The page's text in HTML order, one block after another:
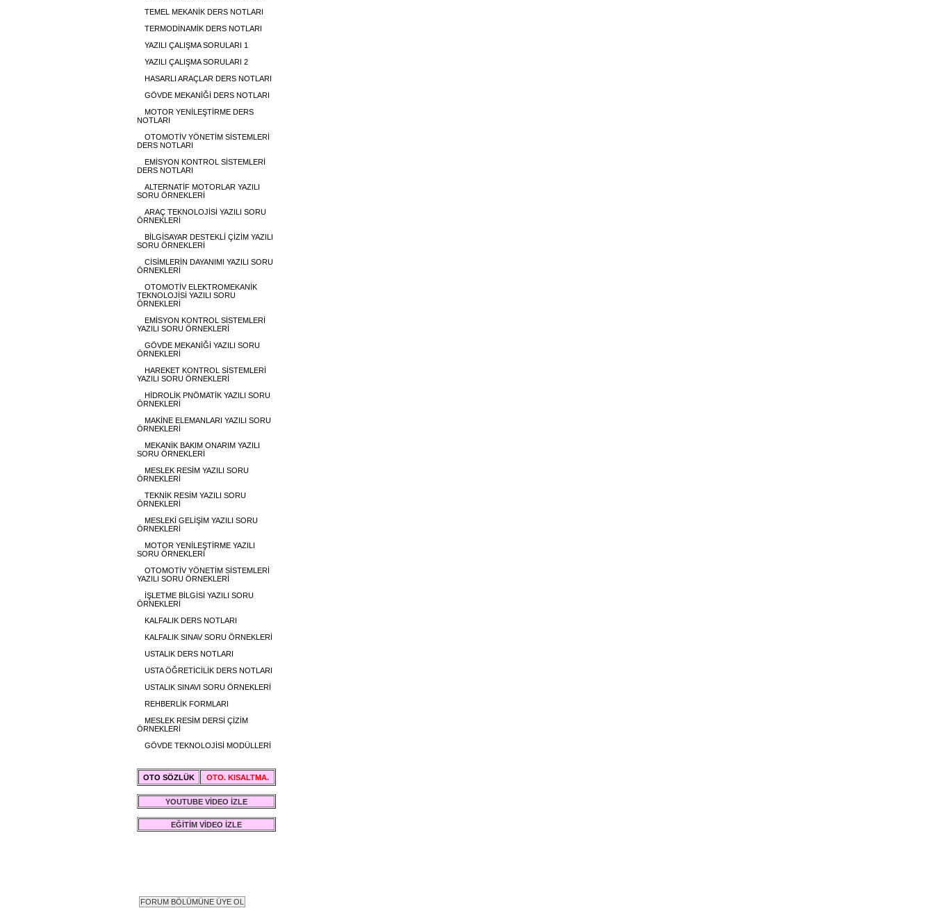
TEMEL MEKANİK DERS NOTLARI
TERMODİNAMİK DERS NOTLARI
YAZILI ÇALIŞMA SORULARI 1
YAZILI ÇALIŞMA SORULARI 2
HASARLI ARAÇLAR DERS NOTLARI
GÖVDE MEKANİĞİ DERS NOTLARI
MOTOR YENİLEŞTİRME DERS
NOTLARI
OTOMOTİV YÖNETİM SİSTEMLERİ
DERS NOTLARI
EMİSYON KONTROL SİSTEMLERİ
DERS NOTLARI
ALTERNATİF MOTORLAR YAZILI
SORU ÖRNEKLERİ
ARAÇ TEKNOLOJİSİ YAZILI SORU
ÖRNEKLERİ
BİLGİSAYAR DESTEKLİ ÇİZİM YAZILI
SORU ÖRNEKLERİ
CİSİMLERİN DAYANIMI YAZILI SORU
ÖRNEKLERİ
OTOMOTİV ELEKTROMEKANİK
TEKNOLOJİSİ YAZILI SORU
ÖRNEKLERİ
EMİSYON KONTROL SİSTEMLERİ
YAZILI SORU ÖRNEKLERİ
GÖVDE MEKANİĞİ YAZILI SORU
ÖRNEKLERİ
HAREKET KONTROL SİSTEMLERİ
YAZILI SORU ÖRNEKLERİ
HİDROLİK PNÖMATİK YAZILI SORU
ÖRNEKLERİ
MAKİNE ELEMANLARI YAZILI SORU
ÖRNEKLERİ
MEKANİK BAKIM ONARIM YAZILI
SORU ÖRNEKLERİ
MESLEK RESİM YAZILI SORU
ÖRNEKLERİ
TEKNİK RESİM YAZILI SORU
ÖRNEKLERİ
MESLEKİ GELİŞİM YAZILI SORU
ÖRNEKLERİ
MOTOR YENİLEŞTİRME YAZILI
SORU ÖRNEKLERİ
OTOMOTİV YÖNETİM SİSTEMLERİ
YAZILI SORU ÖRNEKLERİ
İŞLETME BİLGİSİ YAZILI SORU
ÖRNEKLERİ
KALFALIK DERS NOTLARI
KALFALIK SINAV SORU ÖRNEKLERİ
USTALIK DERS NOTLARI
USTA ÖĞRETİCİLİK DERS NOTLARI
USTALIK SINAVI SORU ÖRNEKLERİ
REHBERLİK FORMLARI
MESLEK RESİM DERSİ ÇİZİM
ÖRNEKLERİ
GÖVDE TEKNOLOJİSİ MODÜLLERİ
OTO SÖZLÜK OTO. KISALTMA.
YOUTUBE VİDEO İZLE
EĞİTİM VİDEO İZLE